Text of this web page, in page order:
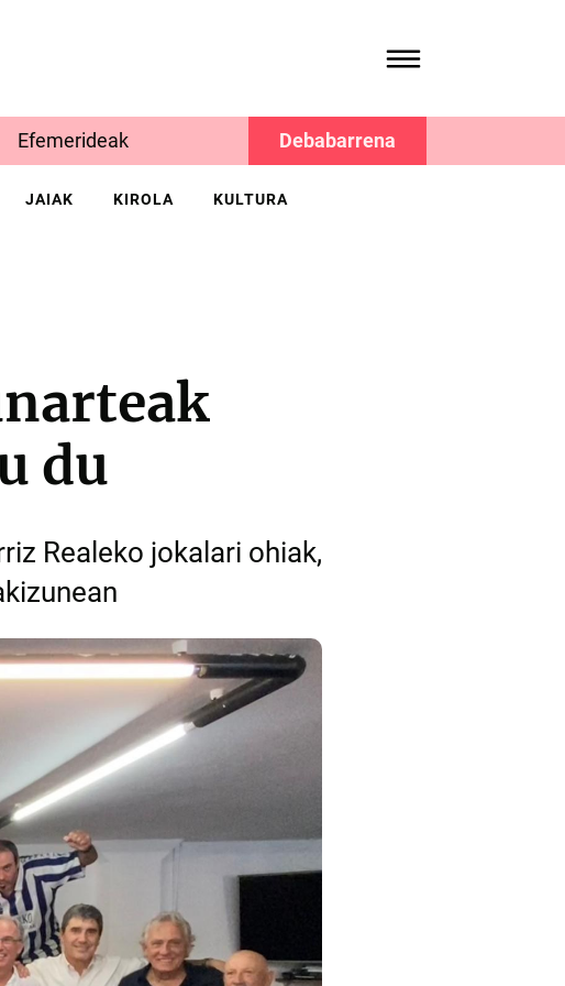
Efemerideak Debabarrena
JAIAK KIROLA KULTURA
du
Realeko jokalari ohiak,